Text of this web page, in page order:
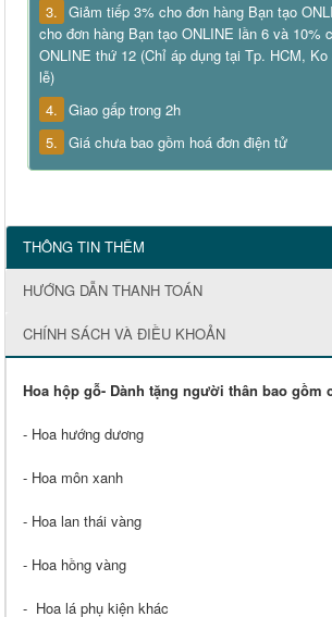
3. Giảm tiếp 3% cho đơn hàng Bạn tạo
cho đơn hàng Bạn tạo ONLINE lần 6 và 10%
ONLINE thứ 12 (Chỉ áp dụng tại Tp. HCM,
lễ)
4. Giao gấp trong 2h
5. Giá chưa bao gồm hoá đơn điện tử
THÔNG TIN THÊM
HƯỚNG DẪN THANH TOÁN
CHÍNH SÁCH VÀ ĐIỀU KHOẢN
Hoa hộp gỗ- Dành tặng người thân bao gồm
- Hoa hướng dương
- Hoa môn xanh
- Hoa lan thái vàng
- Hoa hồng vàng
- Hoa lá phụ kiện khác